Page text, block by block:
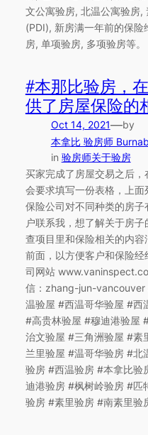
文公寓验房, 北温公寓验房,
(PDI), 新房满一年前的保
房, 单项验房, 多项验房等。
#本那比验房，
供了房屋保险的
Oct 14, 2021—by
本拿比 验房师
in 验房师关于验房
买家完成了房屋交易之后
会要求填写一份表格，上
保险公司对不同种类的房
户联系我，想了解关于房
查项目里和保险相关的内
前面，以方便客户和保险
司网站
信：zhang-jun-vancouver
温验屋 #西温哥华验屋 #西
#高贵林验屋 #穆迪港验屋
治文验屋 #三角洲验屋 #素
兰里验屋 #温哥华验房 #北
验房 #西温验房 #本拿比验
迪港验房 #枫树岭验房 #匹
验房 #素里验房 #南素里验